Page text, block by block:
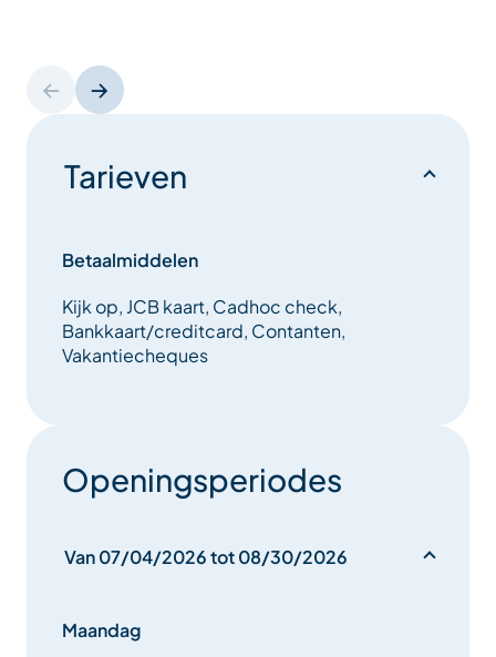
Tarieven
Betaalmiddelen
Kijk op, JCB kaart, Cadhoc check,
Bankkaart/creditcard, Contanten,
Vakantiecheques
Openingsperiodes
Van 07/04/2026 tot 08/30/2026
Maandag